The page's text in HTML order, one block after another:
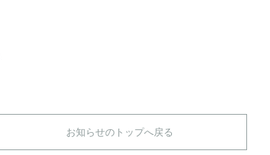
お知らせのトップへ戻る